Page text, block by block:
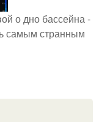
о дно бассейна -
самым странным